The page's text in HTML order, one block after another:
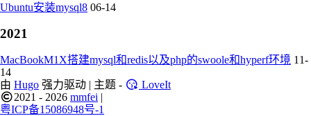
Ubuntu安装mysql8 06-14
2021
MacBookM1X搭建mysql和redis以及php的swoole和hyperf环境 11-
14
由 Hugo 强力驱动 | 主题 -
LoveIt
2021 - 2026 mmfei |
粤ICP备15086948号-1